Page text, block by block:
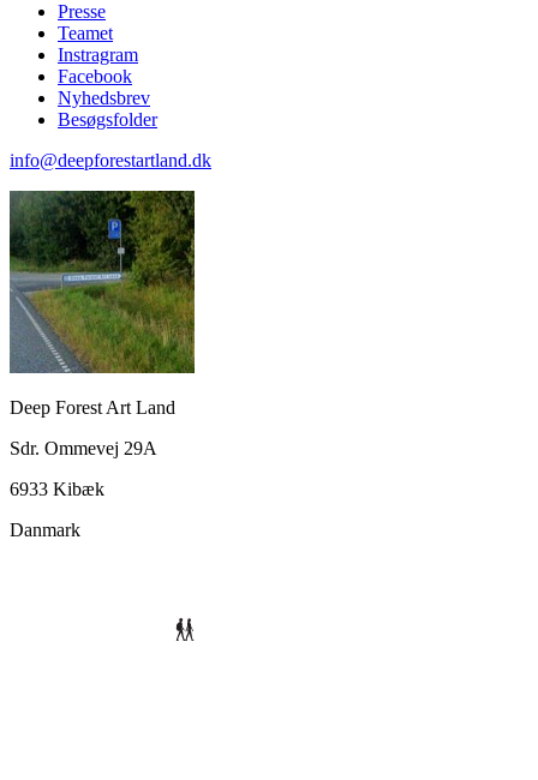
Presse
Teamet
Instragram
Facebook
Nyhedsbrev
Besøgsfolder
info@deepforestartland.dk
Deep Forest Art Land
Sdr. Ommevej 29A
6933 Kibæk
Danmark